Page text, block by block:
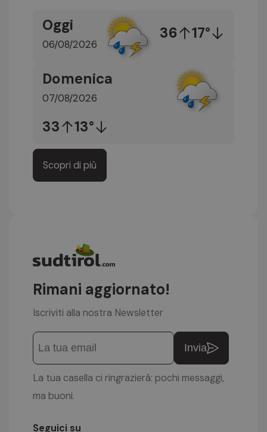
Oggi
06/08/2026
36 17°
Domenica
07/08/2026
33 13°
Scopri di più
Rimani aggiornato!
Iscriviti alla nostra Newsletter
Invia
La tua casella ci ringrazierà: pochi messaggi,
ma buoni.
Seguici su